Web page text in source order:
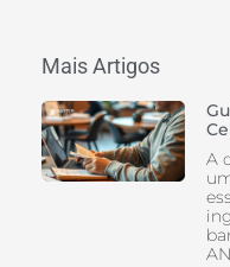
Mais Artigos
A